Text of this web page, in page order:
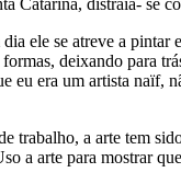
ele se atreve a
deixando para
eu era um artista naïf,
trabalho, a arte tem
a arte para mostrar